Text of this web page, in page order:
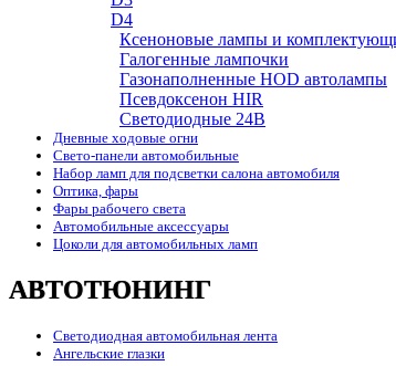
D4
Ксеноновые лампы и
Галогенные лампочки
Газонаполненные HOD автолампы
Псевдоксенон HIR
Cветодиодные 24B
Дневные ходовые огни
Свето-панели автомобильные
Набор ламп для подсветки салона автомобиля
Оптика, фары
Фары рабочего света
Автомобильные аксессуары
Цоколи для автомобильных ламп
АВТОТЮНИНГ
Светодиодная автомобильная лента
Ангельские глазки